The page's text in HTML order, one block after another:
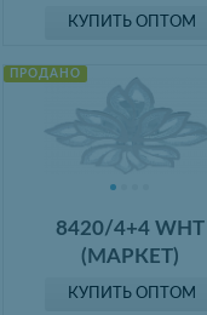
КУПИТЬ ОПТОМ
ПРОДАНО
8420/4+4 WHT
(МАРКЕТ)
КУПИТЬ ОПТОМ